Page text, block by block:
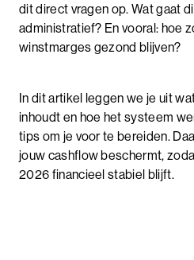
dit direct vragen op. Wat gaat
administratief? En vooral: hoe
winstmarges gezond blijven?
In dit artikel leggen we je uit
inhoudt en hoe het systeem
tips om je voor te bereiden.
jouw cashflow beschermt,
2026 financieel stabiel blijft.